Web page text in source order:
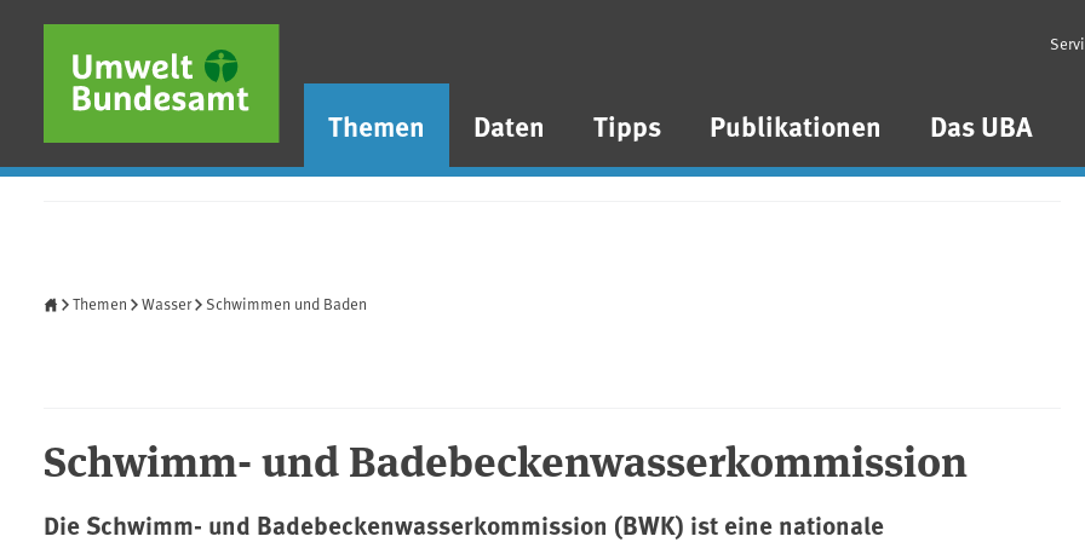
Direkt zum Inhalt
Direkt zum Hauptmenü
Direkt zur Fußzeile
Themen Daten Tipps Publikationen Das UBA
Themen Wasser Schwimmen und Baden
Schwimm- und Badebeckenwasserkommission
Die Schwimm- und Badebeckenwasserkommission (BWK) ist eine nationale